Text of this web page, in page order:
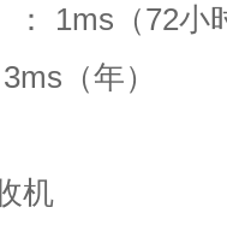
： 1ms （72小
3ms （年）
机